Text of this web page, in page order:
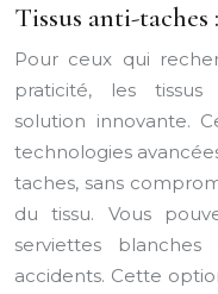
Tissus anti-
Pour ceux qui
praticité, les tissus
solution innovante.
technologies
taches, sans
du tissu. Vous
serviettes
accidents. Cette